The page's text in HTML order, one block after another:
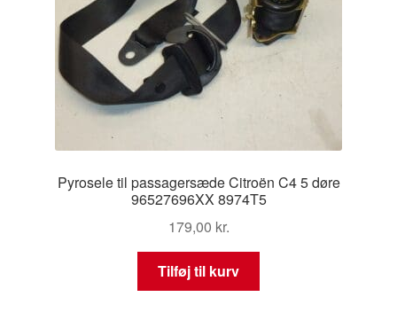
Pyrosele til passagersæde Citroën C4 5 døre
96527696XX 8974T5
179,00 kr.
Tilføj til kurv